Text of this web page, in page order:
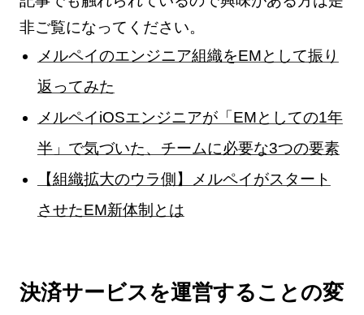
非ご覧になってください。
メルペイのエンジニア組織をEMとして振り
返ってみた
メルペイiOSエンジニアが「EMとしての1年
半」で気づいた、チームに必要な3つの要素
【組織拡大のウラ側】メルペイがスタート
させたEM新体制とは
決済サービスを運営することの変